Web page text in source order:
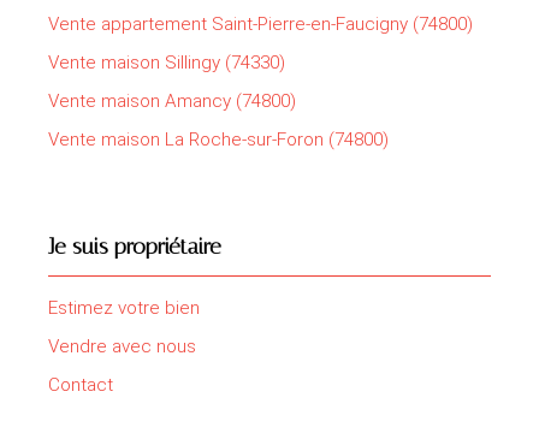
Vente appartement Saint-Pierre-en-Faucigny (74800)
Vente maison Sillingy (74330)
Vente maison Amancy (74800)
Vente maison La Roche-sur-Foron (74800)
Je suis propriétaire
Estimez votre bien
Vendre avec nous
Contact